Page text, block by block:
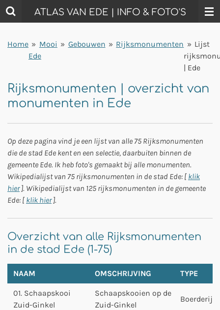
Ga
direct
de
hoofdinhoud
ATLAS VAN EDE | INFO & FOTO'S
Home » Mooi
Ede
» Gebouwen » Rijksmonumenten » Lijst
| Ede
Rijksmonumenten | overzicht van
monumenten in Ede
Op deze pagina vind je een lijst van alle 75 Rijksmonumenten
die de stad Ede kent en een selectie, daarbuiten binnen de
gemeente Ede. Ik heb foto's gemaakt bij alle monumenten.
Wikipedialijst van 75 rijksmonumenten in de stad Ede: [ klik
hier]. Wikipedialijst van 125 rijksmonumenten in de gemeente
Ede: [ klik hier].
Overzicht van alle Rijksmonumenten
in de stad Ede (1-75)
NAAM OMSCHRIJVING TYPE
01. Schaapskooi
Zuid-Ginkel
Schaapskooien op de
Zuid-Ginkel
Boerderij